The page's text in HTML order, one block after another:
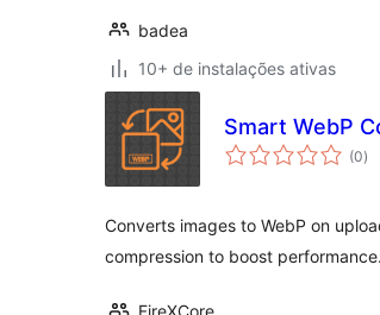
badea
10+ de instalações ativas
Smart WebP
(0de
)
Converts images to WebP on
compression to boost performance.
FireXCore